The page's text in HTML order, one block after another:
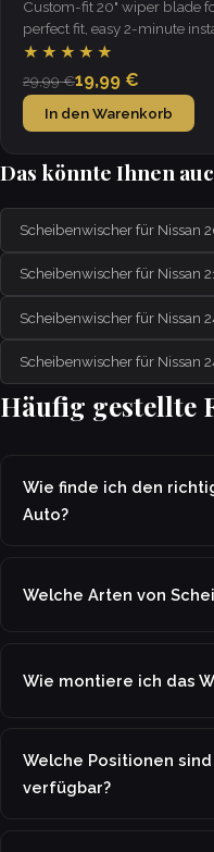
Custom-fit 20" wiper blade
perfect fit, easy 2-minute
weather.
★★★★★
29,99 €19,99 €
In den Warenkorb
Das könnte Ihnen
Scheibenwischer für Nissan
Scheibenwischer für Nissan
Scheibenwischer für Nissan
Scheibenwischer für Nissan
Häufig gestellte
Wie finde ich den
Auto?
Welche Arten von
Wie montiere ich das
Welche Positionen
verfügbar?